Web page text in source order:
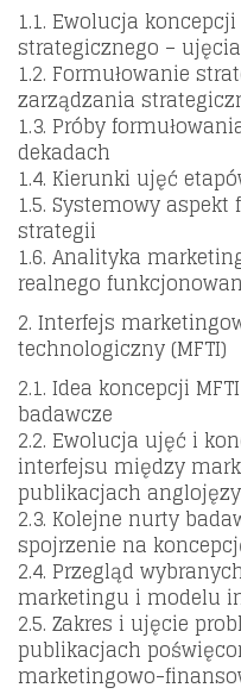
1.1. Ewolucja
strategicznego –
1.2. Formułowanie
zarządzania
1.3. Próby
dekadach
1.4. Kierunki ujęć
1.5. Systemowy
strategii
1.6. Analityka
realnego
2. Interfejs
technologiczny (MFTI)
2.1. Idea koncepcji
badawcze
2.2. Ewolucja ujęć i
interfejsu między
publikacjach
2.3. Kolejne nurty
spojrzenie na
2.4. Przegląd
marketingu i modelu
2.5. Zakres i ujęcie
publikacjach
marketingowo-